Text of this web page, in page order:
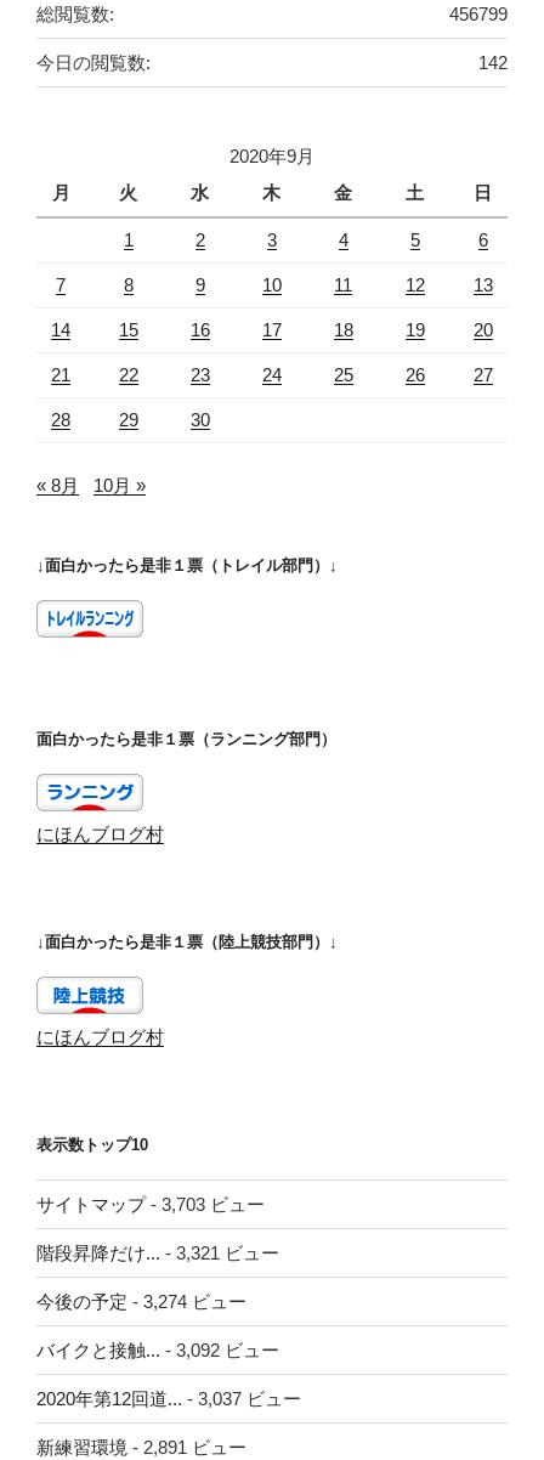
456799
総閲覧数:
142
今日の閲覧数:
2020年9月
月
火 水 木 金 土 日
1 2 3 4 5 6
7 8 9 10 11 12 13
14 15 16 17 18 19 20
21 22 23 24 25 26 27
28 29 30
« 8月 10月 »
↓面白かったら是非１票（トレイル部門）↓
面白かったら是非１票（ランニング部門）
にほんブログ村
↓面白かったら是非１票（陸上競技部門）↓
にほんブログ村
表示数トップ10
サイトマップ- 3,703 ビュー
階段昇降だけ... - 3,321 ビュー
今後の予定 - 3,274 ビュー
バイクと接触... - 3,092 ビュー
2020年第12回道... - 3,037 ビュー
新練習環境 - 2,891 ビュー